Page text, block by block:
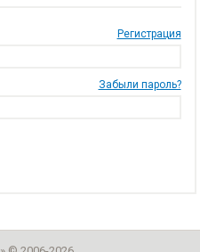
Регистрация
Забыли пароль?